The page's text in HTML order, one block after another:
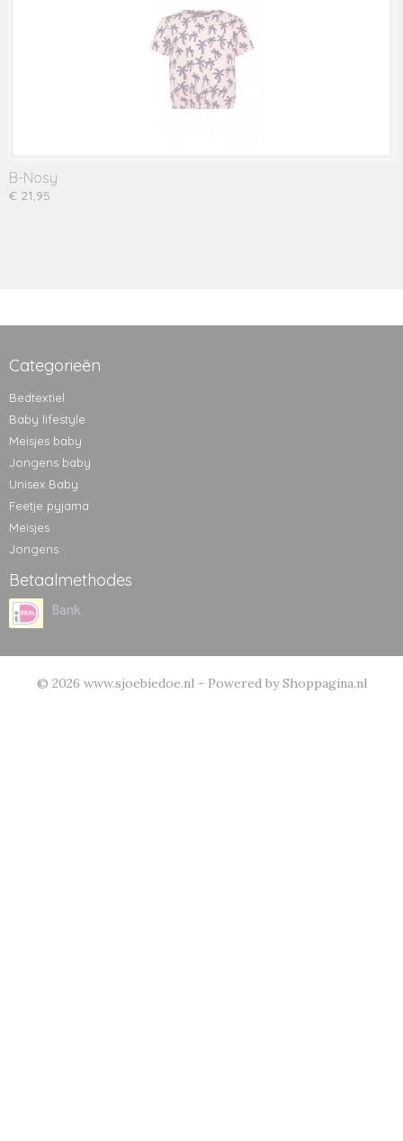
B-Nosy
€ 21,95
Categorieën
Bedtextiel
Baby lifestyle
Meisjes baby
Jongens baby
Unisex Baby
Feetje pyjama
Meisjes
Jongens
Betaalmethodes
© 2026 www.sjoebiedoe.nl - Powered by Shoppagina.nl